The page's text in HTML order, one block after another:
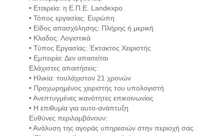
• Εταιρεία: η Ε.Π.Ε. Landexpo
• Τόπος εργασίας: Ευρώπη
• Είδος απασχόλησης: Πλήρης ή μερική
• Κλαδος: Λογιστικά
• Τύπος Εργασίας: Έκτακτος Χειριστής
• Εμπειρία: Δεν απαιτείται
Ελάχιστες απαιτήσεις:
• Ηλικία: τουλάχιστον 21 χρονών
• Προχωρημένος χειριστής του υπολογιστή
• Ανεπτυγμένες ικανότητες επικοινωνίας
• Η επιθυμία για αυτο-ανάπτυξη
Ευθύνες περιλαμβάνουν:
• Ανάλυση της αγοράς υπηρεσιών στην περιοχή σας